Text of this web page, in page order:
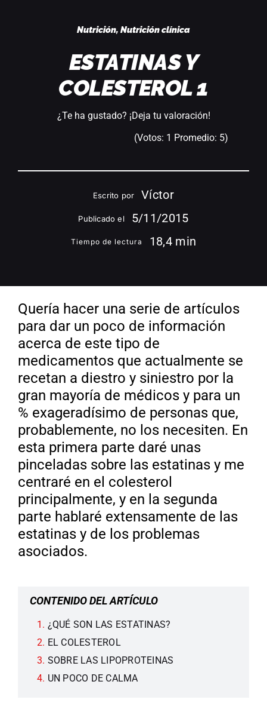
Nutrición, Nutrición clínica
ESTATINAS Y
COLESTEROL 1
¿Te ha gustado? ¡Deja tu valoración!
(Votos: 1 Promedio: 5)
Escrito por Víctor
Publicado el 5/11/2015
Tiempo de lectura 18,4 min
Quería hacer una serie de artículos
para dar un poco de información
acerca de este tipo de
medicamentos que actualmente se
recetan a diestro y siniestro por la
gran mayoría de médicos y para un
% exageradísimo de personas que,
probablemente, no los necesiten. En
esta primera parte daré unas
pinceladas sobre las estatinas y me
centraré en el colesterol
principalmente, y en la segunda
parte hablaré extensamente de las
estatinas y de los problemas
asociados.
CONTENIDO DEL ARTÍCULO
¿QUÉ SON LAS ESTATINAS?
EL COLESTEROL
SOBRE LAS LIPOPROTEINAS
UN POCO DE CALMA